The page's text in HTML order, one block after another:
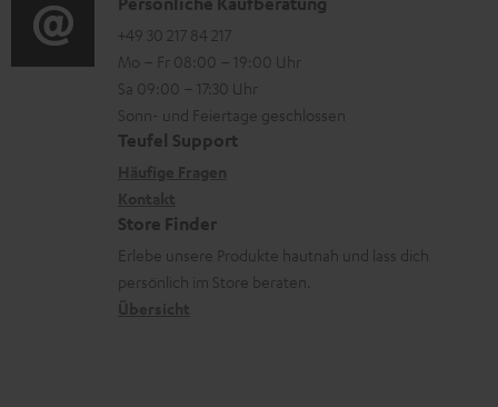
d
e
n
t
i
o
n
e
u
r
o
-
L
e
k
o
K
o
n
t
a
d
a
+49 30 217 84 217
Mo – Fr 08:00 – 19:00 Uhr
Sa 09:00 – 17:30 Uhr
Sonn- und Feiertage geschlossen
Teufel Support
Store Finder
Erlebe unsere Produkte hautnah und lass dich
persönlich im Store beraten.